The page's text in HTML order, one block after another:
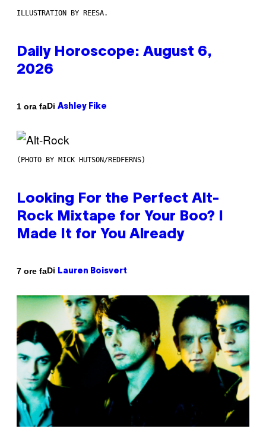
ILLUSTRATION BY REESA.
Daily Horoscope: August 6,
2026
1 ora faDi Ashley Fike
(PHOTO BY MICK HUTSON/REDFERNS)
Looking For the Perfect Alt-
Rock Mixtape for Your Boo? I
Made It for You Already
7 ore faDi Lauren Boisvert